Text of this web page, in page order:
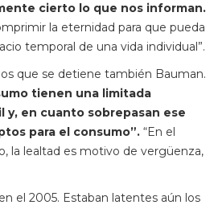
cierto lo que nos informan.
la eternidad para que pueda
temporal de una vida individual”.
que se detiene también Bauman.
tienen una limitada
y, en cuanto sobrepasan ese
para el consumo”. “En el
la lealtad es motivo de vergüenza,
el 2005. Estaban latentes aún los